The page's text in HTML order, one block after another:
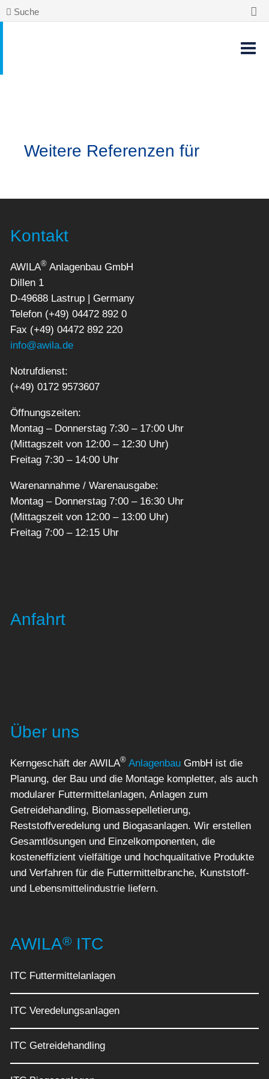
Suche
Weitere Referenzen für
Kontakt
AWILA® Anlagenbau GmbH
Dillen 1
D-49688 Lastrup | Germany
Telefon (+49) 04472 892 0
Fax (+49) 04472 892 220
info@awila.de
Notrufdienst:
(+49) 0172 9573607
Öffnungszeiten:
Montag – Donnerstag 7:30 – 17:00 Uhr
(Mittagszeit von 12:00 – 12:30 Uhr)
Freitag 7:30 – 14:00 Uhr
Warenannahme / Warenausgabe:
Montag – Donnerstag 7:00 – 16:30 Uhr
(Mittagszeit von 12:00 – 13:00 Uhr)
Freitag 7:00 – 12:15 Uhr
Anfahrt
Über uns
Kerngeschäft der AWILA® Anlagenbau GmbH ist die
Planung, der Bau und die Montage kompletter, als auch
modularer Futtermittelanlagen, Anlagen zum
Getreidehandling, Biomassepelletierung,
Reststoffveredelung und Biogasanlagen. Wir erstellen
Gesamtlösungen und Einzelkomponenten, die
kosteneffizient vielfältige und hochqualitative Produkte
und Verfahren für die Futtermittelbranche, Kunststoff-
und Lebensmittelindustrie liefern.
AWILA® ITC
ITC Futtermittelanlagen
ITC Veredelungsanlagen
ITC Getreidehandling